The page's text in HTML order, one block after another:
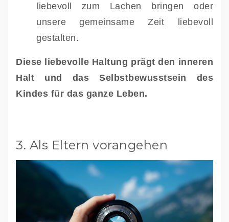
liebevoll zum Lachen bringen oder
unsere gemeinsame Zeit liebevoll
gestalten.
Diese liebevolle Haltung prägt den inneren
Halt und das Selbstbewusstsein des
Kindes für das ganze Leben.
3. Als Eltern vorangehen